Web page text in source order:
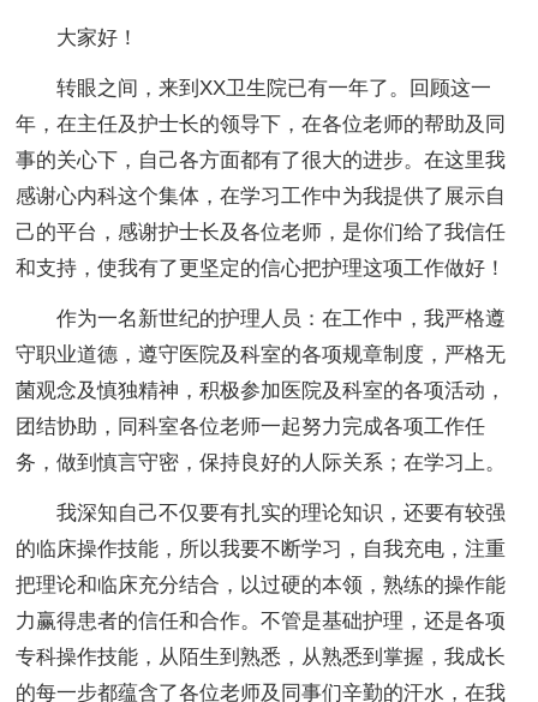
大家好！
转眼之间，来到XX卫生院已有一年了。回顾这一
年，在主任及护士长的领导下，在各位老师的帮助及同
事的关心下，自己各方面都有了很大的进步。在这里我
感谢心内科这个集体，在学习工作中为我提供了展示自
己的平台，感谢护士长及各位老师，是你们给了我信任
和支持，使我有了更坚定的信心把护理这项工作做好！
作为一名新世纪的护理人员：在工作中，我严格遵
守职业道德，遵守医院及科室的各项规章制度，严格无
菌观念及慎独精神，积极参加医院及科室的各项活动，
团结协助，同科室各位老师一起努力完成各项工作任
务，做到慎言守密，保持良好的人际关系；在学习上。
我深知自己不仅要有扎实的理论知识，还要有较强
的临床操作技能，所以我要不断学习，自我充电，注重
把理论和临床充分结合，以过硬的本领，熟练的操作能
力赢得患者的信任和合作。不管是基础护理，还是各项
专科操作技能，从陌生到熟悉，从熟悉到掌握，我成长
的每一步都蕴含了各位老师及同事们辛勤的汗水，在我